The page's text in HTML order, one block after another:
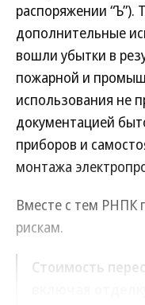
распоряжении “Ъ”).
дополнительные
вошли убытки в
пожарной и
использования не
документацией
приборов и
монтажа
Вместе с тем РНПК
рискам.
Стоимость